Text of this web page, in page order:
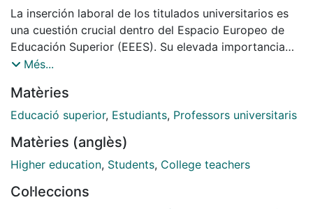
La inserción laboral de los titulados universitarios es
una cuestión crucial dentro del Espacio Europeo de
Educación Superior (EEES). Su elevada importancia
está dando lugar a un creciente número de análisis
universitarios. Muchos de estos trabajos se centran en
la percepción de los estudiantes recién titulados. El
con la percepción del resto de agentes implicados.
Con este objetivo, el análisis se centra en las
ciencias económicas desde una triple perspectiva: la
Més...
Matèries
Educació superior, Estudiants, Professors universitaris
Matèries (anglès)
Higher education, Students, College teachers
Col·leccions